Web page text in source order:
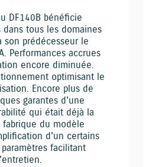
DF140B bénéficie
tous les domaines
son prédécesseur le
Performances accrues
encore diminuée.
optimisant le
Encore plus de
garantes d'une
qui était déjà la
fabrique du modèle
d'un certains
facilitant